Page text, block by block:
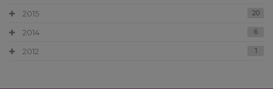
2015 20
2014 6
2012 1